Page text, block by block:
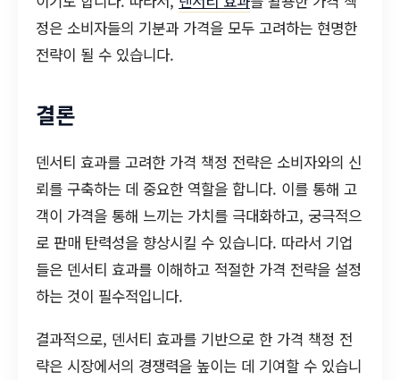
정은 소비자들의 기분과 가격을 모두 고려하는 현명한
전략이 될 수 있습니다.
결론
덴서티 효과를 고려한 가격 책정 전략은 소비자와의 신
뢰를 구축하는 데 중요한 역할을 합니다. 이를 통해 고
객이 가격을 통해 느끼는 가치를 극대화하고, 궁극적으
로 판매 탄력성을 향상시킬 수 있습니다. 따라서 기업
들은 덴서티 효과를 이해하고 적절한 가격 전략을 설정
하는 것이 필수적입니다.
결과적으로, 덴서티 효과를 기반으로 한 가격 책정 전
략은 시장에서의 경쟁력을 높이는 데 기여할 수 있습니